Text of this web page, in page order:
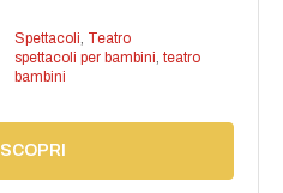
Spettacoli Teatro
spettacoli per bambini teatro
bambini
SCOPRI